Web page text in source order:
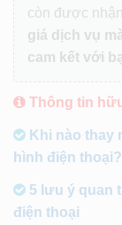
còn được
giá dịch vụ
cam kết với
Thông tin
Khi nào thay
hình điện thoại?
5 lưu ý quan
điện thoại